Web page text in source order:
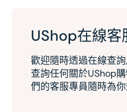
UShop在線客
歡迎隨時透過在線查
查詢任何關於UShop
們的客服專員隨時為你